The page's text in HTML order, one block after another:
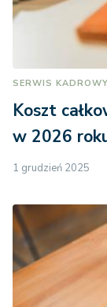
SERWIS KADROWY
Koszt
w 2026
1 grudzień 2025